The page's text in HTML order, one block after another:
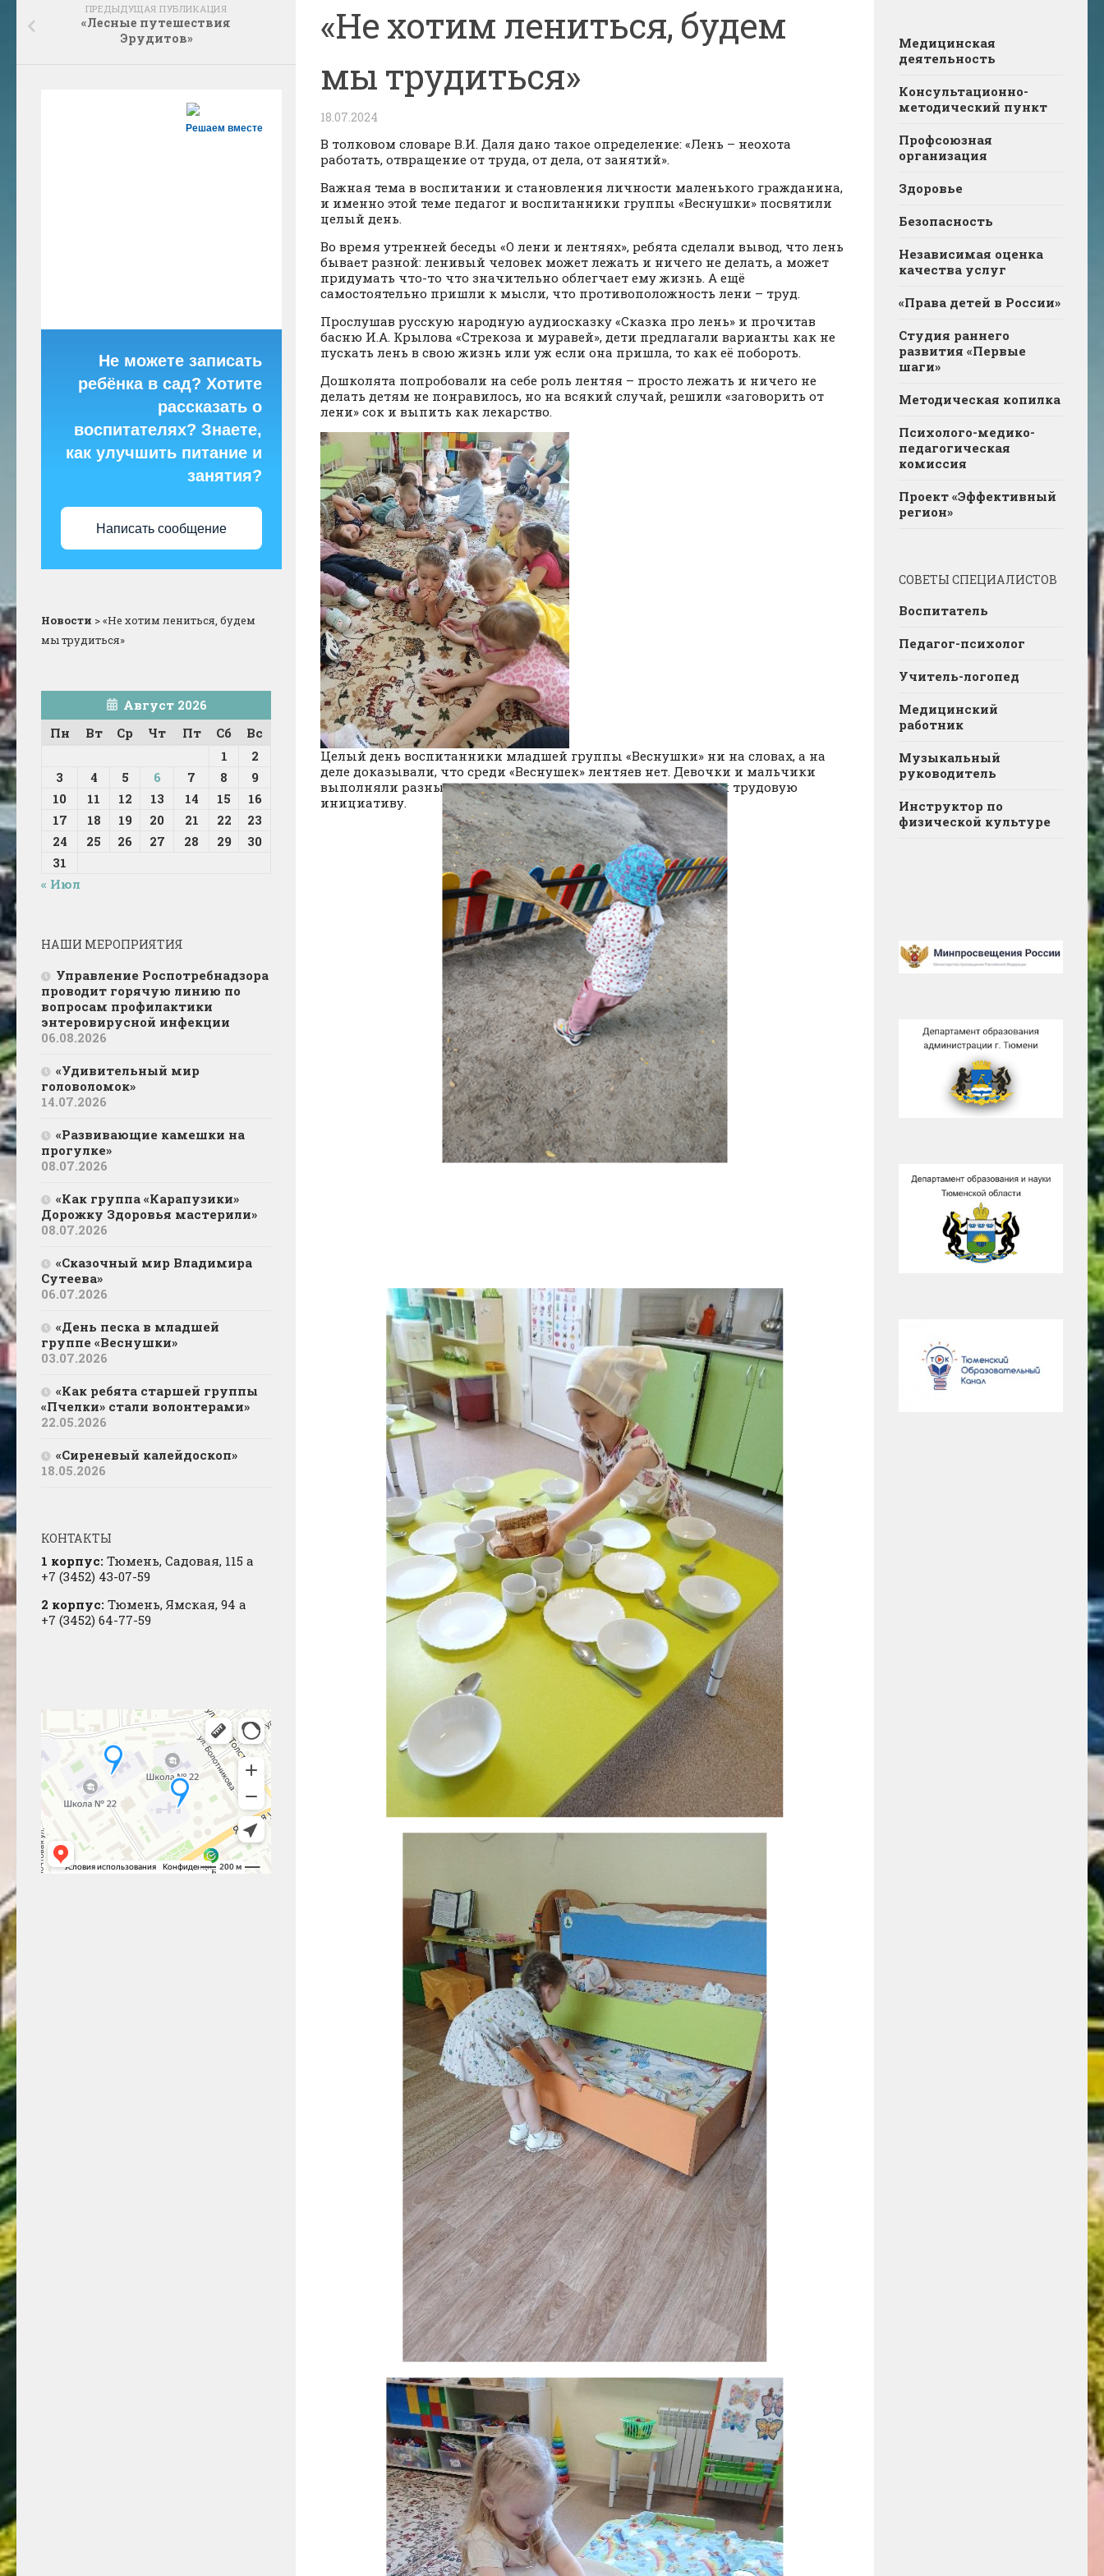
«Не хотим лениться, будем
мы трудиться»
18.07.2024
В толковом словаре В.И. Даля дано такое определение: «Лень – неохота
работать, отвращение от труда, от дела, от занятий».
Важная тема в воспитании и становления личности маленького гражданина,
и именно этой теме педагог и воспитанники группы «Веснушки» посвятили
целый день.
Во время утренней беседы «О лени и лентяях», ребята сделали вывод, что лень
бывает разной: ленивый человек может лежать и ничего не делать, а может
придумать что-то что значительно облегчает ему жизнь. А ещё
самостоятельно пришли к мысли, что противоположность лени – труд.
Прослушав русскую народную аудиосказку «Сказка про лень» и прочитав
басню И.А. Крылова «Стрекоза и муравей», дети предлагали варианты как не
пускать лень в свою жизнь или уж если она пришла, то как её побороть.
Дошколята попробовали на себе роль лентяя – просто лежать и ничего не
делать детям не понравилось, но на всякий случай, решили «заговорить от
лени» сок и выпить как лекарство.
Целый день воспитанники младшей группы «Веснушки» ни на словах, а на
деле доказывали, что среди «Веснушек» лентяев нет. Девочки и мальчики
выполняли разные трудовые поручения, а также проявляли трудовую
инициативу.
ПРЕДЫДУЩАЯ ПУБЛИКАЦИЯ
«Лесные путешествия
Эрудитов»
Решаем вместе
Не можете записать
ребёнка в сад? Хотите
рассказать о
воспитателях? Знаете,
как улучшить питание и
занятия?
Написать сообщение
Новости >«Не хотим лениться, будем
мы трудиться»
Август 2026
Пн
Вт Ср Чт Пт Сб
Вс
1
2
3
4 5 6 7 8
9
10
11 12 13 14 15
16
17
18 19 20 21 22
23
24
25 26 27 28 29
30
31
« Июл
НАШИ МЕРОПРИЯТИЯ
Управление Роспотребнадзора
проводит горячую линию по
вопросам профилактики
энтеровирусной инфекции
06.08.2026
«Удивительный мир
головоломок»
14.07.2026
«Развивающие камешки на
прогулке»
08.07.2026
«Как группа «Карапузики»
Дорожку Здоровья мастерили»
08.07.2026
«Сказочный мир Владимира
Сутеева»
06.07.2026
«День песка в младшей
группе «Веснушки»
03.07.2026
«Как ребята старшей группы
«Пчелки» стали волонтерами»
22.05.2026
«Сиреневый калейдоскоп»
18.05.2026
КОНТАКТЫ
1 корпус: Тюмень, Садовая, 115 а
+7 (3452) 43-07-59
2 корпус: Тюмень, Ямская, 94 а
+7 (3452) 64-77-59
Медицинская
деятельность
Консультационно-
методический пункт
Профсоюзная
организация
Здоровье
Безопасность
Независимая оценка
качества услуг
«Права детей в России»
Студия раннего
развития «Первые
шаги»
Методическая копилка
Психолого-медико-
педагогическая
комиссия
Проект «Эффективный
регион»
СОВЕТЫ СПЕЦИАЛИСТОВ
Воспитатель
Педагог-психолог
Учитель-логопед
Медицинский
работник
Музыкальный
руководитель
Инструктор по
физической культуре